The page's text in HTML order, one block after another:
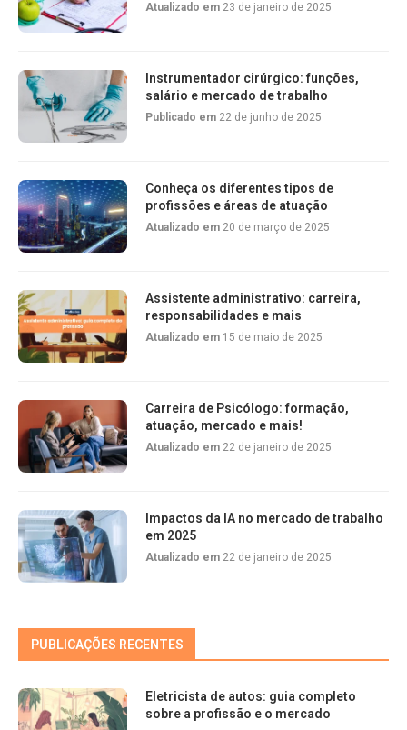
Atualizado em 23 de janeiro de 2025
Instrumentador cirúrgico: funções,
salário e mercado de trabalho
Publicado em 22 de junho de 2025
Conheça os diferentes tipos de
profissões e áreas de atuação
Atualizado em 20 de março de 2025
Assistente administrativo: carreira,
responsabilidades e mais
Atualizado em 15 de maio de 2025
Carreira de Psicólogo: formação,
atuação, mercado e mais!
Atualizado em 22 de janeiro de 2025
Impactos da IA no mercado de trabalho
em 2025
Atualizado em 22 de janeiro de 2025
PUBLICAÇÕES RECENTES
Eletricista de autos: guia completo
sobre a profissão e o mercado